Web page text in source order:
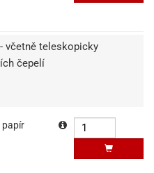
včetně teleskopicky
čepelí
papír